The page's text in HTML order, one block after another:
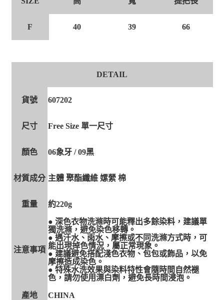
F 40 39 66
DETAIL
貨號 607202
尺寸 Free Size 單一尺寸
顏色 06象牙 / 09黑
材質成分 主體 聚酯纖維 嫘縈 棉
重量 約220g
注意事項
● 深色衣物洗滌時可能釋出多餘染料，建議單
獨洗滌，避免染色移轉。
● 遇汗水、雨水、摩擦或不同洗滌方式時，可
能出現掉色情況，屬正常現象。
● 建議避免搭配淺色衣物、包包或飾品，以免
摩擦造成染色。
● 特殊水洗效果與染料特性會隨時間自然褪
色，請勿使用漂白劑，避免長時間浸泡。
產地 CHINA